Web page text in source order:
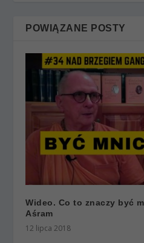
POWIĄZANE POSTY
Wideo. Co to znaczy być
Aśram
12 lipca 2018